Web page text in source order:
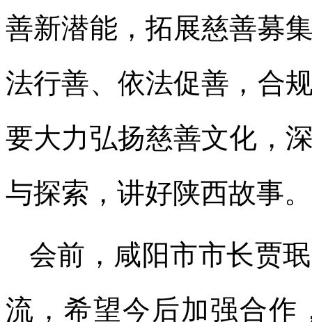
善新潜能，拓展慈善募
法行善、依法促善，合
要大力弘扬慈善文化，
与探索，讲好陕西故事。
会前，咸阳市市长贾
流，希望今后加强合作